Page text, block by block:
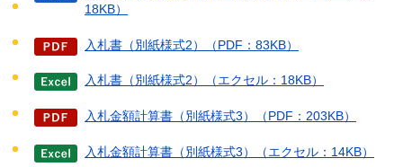
18KB）
入札書（別紙様式2）（PDF：83KB）
入札書（別紙様式2）（エクセル：18KB）
入札金額計算書（別紙様式3）（PDF：203KB）
入札金額計算書（別紙様式3）（エクセル：14KB）